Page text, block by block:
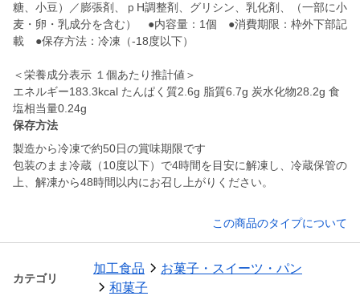
糖、小豆）／膨張剤、ｐH調整剤、グリシン、乳化剤、（一部に小
麦・卵・乳成分を含む） ●内容量：1個 ●消費期限：枠外下部記
載 ●保存方法：冷凍（-18度以下）
＜栄養成分表示 １個あたり推計値＞
エネルギー183.3kcal たんぱく質2.6g 脂質6.7g 炭水化物28.2g 食
塩相当量0.24g
保存方法
製造から冷凍で約50日の賞味期限です
包装のまま冷蔵（10度以下）で4時間を目安に解凍し、冷蔵保管の
上、解凍から48時間以内にお召し上がりください。
この商品のタイプについて
カテゴリ
加工食品
お菓子・スイーツ・パン
和菓子